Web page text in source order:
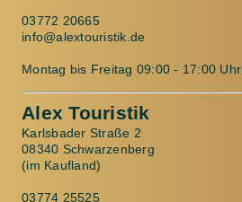
03772 20665
info@alextouristik.de
Montag bis Freitag 09:00 - 17:00 Uhr
Alex Touristik
Karlsbader Straße 2
08340 Schwarzenberg
(im Kaufland)
03774 25525